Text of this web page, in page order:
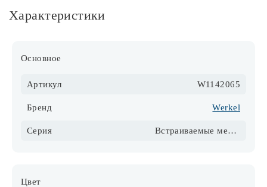
Бренды
Контакты
Характеристики
Основное
Артикул W1142065
Бренд Werkel
Серия Встраиваемые механизмы серебряный матовый
Цвет